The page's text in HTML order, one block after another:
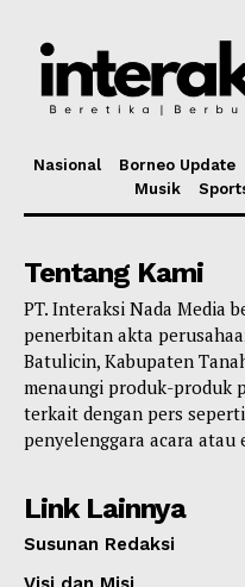
Nasional Borneo Update
Musik
Tentang Kami
PT. Interaksi Nada Media
penerbitan akta
Batulicin, Kabupaten
menaungi produk-produk
terkait dengan pers
penyelenggara acara atau
Link Lainnya
Susunan Redaksi